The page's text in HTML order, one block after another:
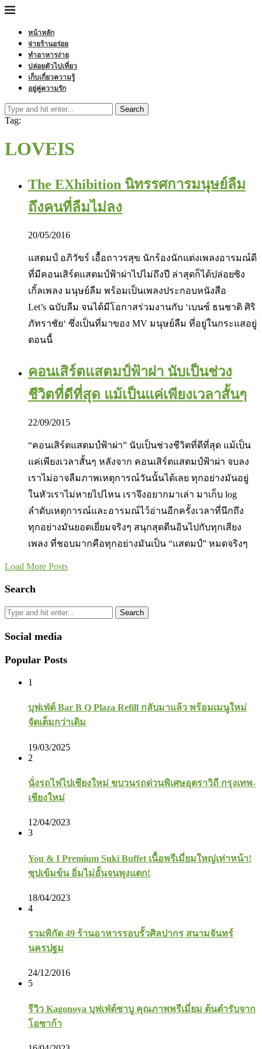
หน้าหลัก
จ่ายร้านอร่อย
ทำอาหารง่าย
ปล่อยตัวไปเที่ยว
เก็บเกี่ยวความรู้
อยู่คู่ความรัก
Search
Tag:
LOVEIS
The EXhibition ‪‬นิทรรศการมนุษย์ลืม
ถึงคนที่ลืมไม่ลง
20/05/2016
แสตมป์ อภิวัขร์ เอื้อถาวรสุข นักร้องนักแต่งเพลงอารมณ์ดี
ที่มีคอนเสิร์ตแสตมป์ฟ้าผ่าไปไม่ถึงปี ล่าสุดก็ได้ปล่อยซิง
เกิ้ลเพลง มนุษย์ลืม พร้อมเป็นเพลงประกอบหนังสือ
Let’s ฉบับลืม จนได้มีโอกาสร่วมงานกับ ‘เบนซ์ ธนชาติ ศิริ
ภัทราชัย‘ ซึ่งเป็นที่มาของ MV มนุษย์ลืม ที่อยู่ในกระแสอยู่
ตอนนี้
คอนเสิร์ตแสตมป์ฟ้าผ่า นับเป็นช่วง
ชีวิตที่ดีที่สุด แม้เป็นแค่เพียงเวลาสั้นๆ
22/09/2015
“คอนเสิร์ต‎แสตมป์ฟ้าผ่า‬” นับเป็นช่วงชีวิตที่ดีที่สุด แม้เป็น
แค่เพียงเวลาสั้นๆ หลังจาก คอนเสิร์ตแสตมป์ฟ้าผ่า จบลง
เราไม่อาจลืมภาพเหตุการณ์วันนั้นได้เลย ทุกอย่างมันอยู่
ในหัวเราไม่หายไปไหน เราจึงอยากมาเล่า มาเก็บ log
ลำดับเหตุการณ์และอารมณ์ไว้อ่านอีกครั้งเวลาที่นึกถึง
ทุกอย่างมันยอดเยี่ยมจริงๆ สนุกสุดตีนอินไปกับทุกเสียง
เพลง ที่ชอบมากคือทุกอย่างมันเป็น “แสตมป์” หมดจริงๆ
Load More Posts
Search
Search
Social media
Popular Posts
1
บุฟเฟ่ต์ Bar B Q Plaza Refill กลับมาแล้ว พร้อมเมนูใหม่
จัดเต็มกว่าเดิม
19/03/2025
2
นั่งรถไฟไปเชียงใหม่ ขบวนรถด่วนพิเศษอุตราวิถี กรุงเทพ-
เชียงใหม่
12/04/2023
3
You & I Premium Suki Buffet เนื้อพรีเมี่ยมใหญ่เท่าหน้า!
ซุปเข้มข้น อิ่มไม่อั้นจนพุงแตก!
18/04/2023
4
รวมพิกัด 49 ร้านอาหารรอบรั้วศิลปากร สนามจันทร์
นครปฐม
24/12/2016
5
รีวิว Kagonoya บุฟเฟ่ต์ชาบู คุณภาพพรีเมี่ยม ต้นตำรับจาก
โอซาก้า